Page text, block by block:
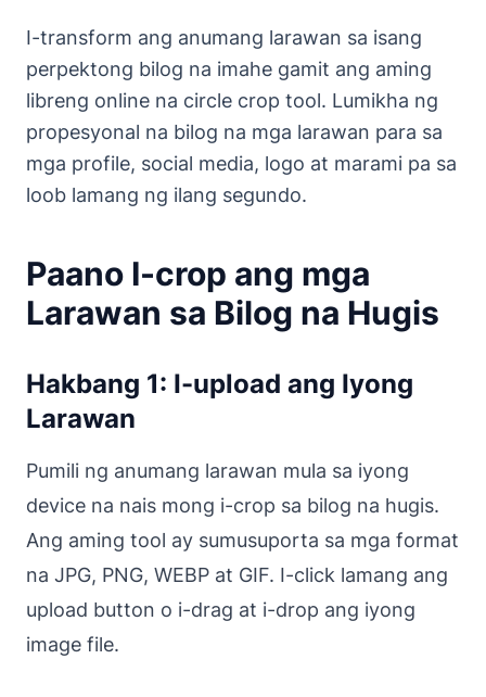
I-transform ang anumang larawan sa isang
perpektong bilog na imahe gamit ang aming
libreng online na circle crop tool. Lumikha ng
propesyonal na bilog na mga larawan para sa
mga profile, social media, logo at marami pa sa
loob lamang ng ilang segundo.
Paano I-crop ang mga
Larawan sa Bilog na Hugis
Hakbang 1: I-upload ang Iyong
Larawan
Pumili ng anumang larawan mula sa iyong
device na nais mong i-crop sa bilog na hugis.
Ang aming tool ay sumusuporta sa mga format
na JPG, PNG, WEBP at GIF. I-click lamang ang
upload button o i-drag at i-drop ang iyong
image file.